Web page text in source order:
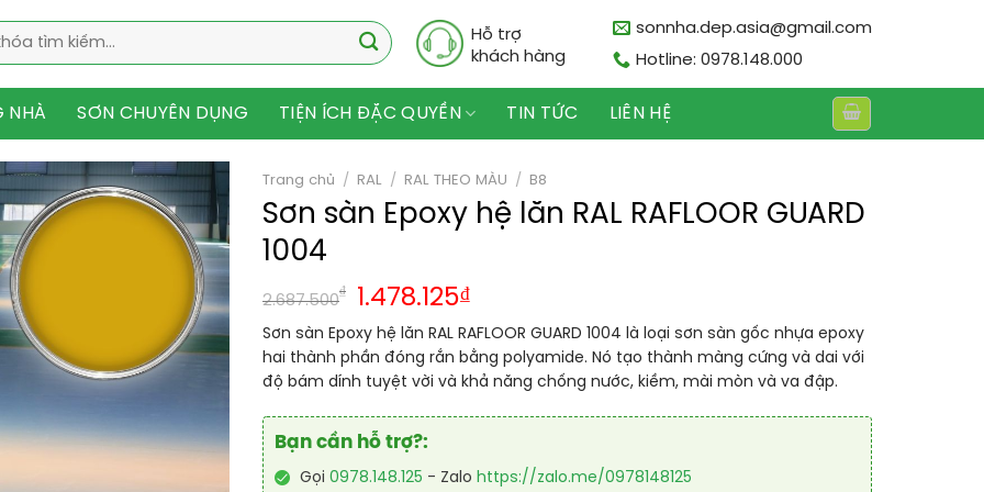
Hỗ trợ
khách hàng
sonnha.dep.asia@gmail.com
Hotline: 0978.148.000
NHÀ SƠN CHUYÊN DỤNG TIỆN ÍCH ĐẶC QUYỀN TIN TỨC LIÊN HỆ
Trang chủ / RAL / RAL THEO MÀU / B8
Sơn sàn Epoxy hệ lăn RAL RAFLOOR GUARD
1004
2.687.500
₫ 1.478.125₫
Sơn sàn Epoxy hệ lăn RAL RAFLOOR GUARD 1004 là loại sơn sàn gốc nhựa epoxy
hai thành phần đóng rắn bằng polyamide. Nó tạo thành màng cứng và dai với
độ bám dính tuyệt vời và khả năng chống nước, kiềm, mài mòn và va đập.
Bạn cần hỗ trợ?:
Gọi 0978.148.125 - Zalo https://zalo.me/0978148125